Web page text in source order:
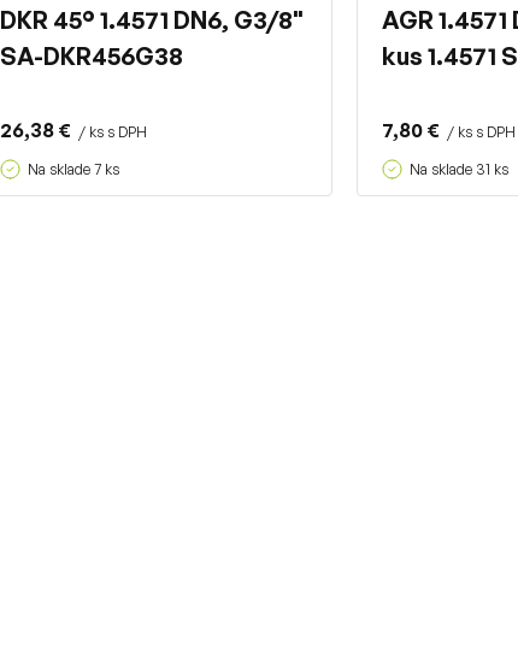
DKR 45° 1.4571 DN6, G3/8"
SA-DKR456G38
26,38 € / ks s DPH
Na sklade 7 ks
AGR 1.4571
kus 1.4571
7,80 € / ks s DPH
Na sklade 31 ks